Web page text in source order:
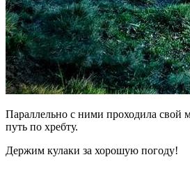
Параллельно с ними проходила свой
путь по хребту.
Держим кулаки за хорошую погоду!